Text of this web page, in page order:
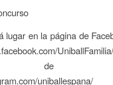
lugar en la página de
de
uniballespana/